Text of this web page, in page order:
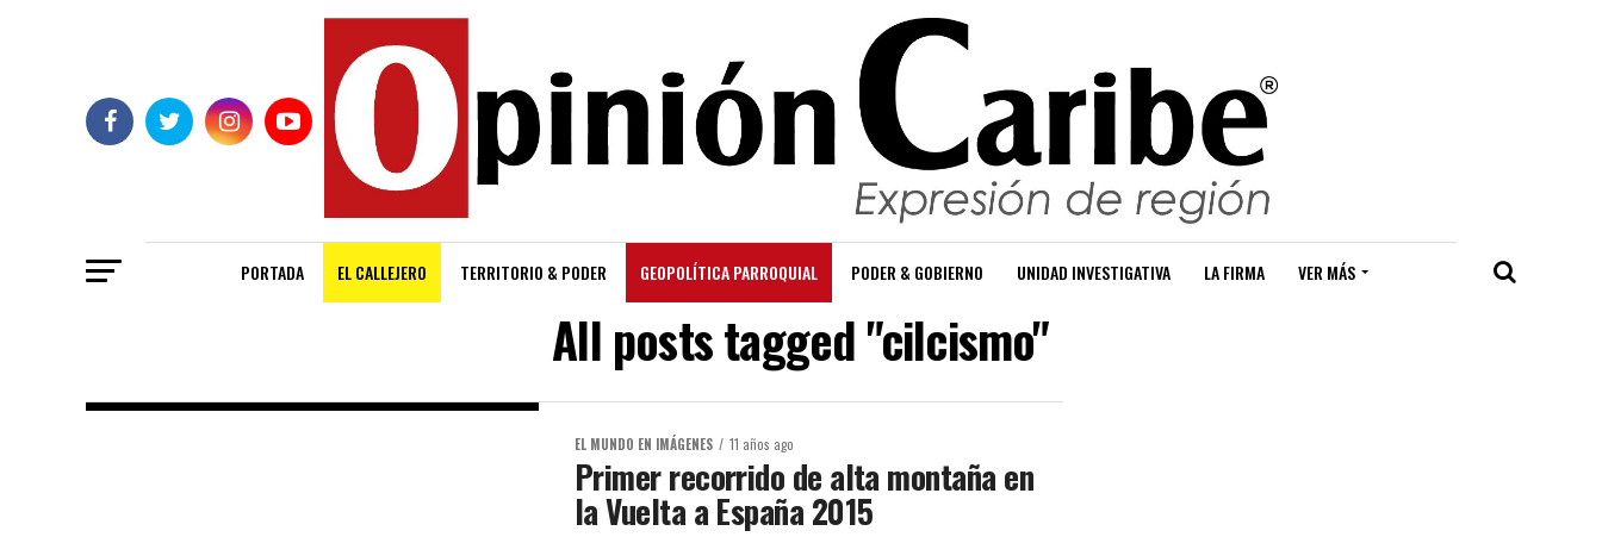
PORTADA EL CALLEJERO TERRITORIO & PODER GEOPOLÍTICA PARROQUIAL PODER & GOBIERNO UNIDAD INVESTIGATIVA LA FIRMA VER MÁS
All posts tagged "cilcismo"
EL MUNDO EN IMÁGENES 11 años ago
Primer recorrido de alta montaña en
la Vuelta a España 2015